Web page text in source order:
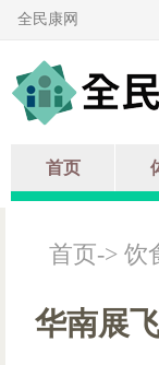
全民康网
首页
首页-> 饮
华南展